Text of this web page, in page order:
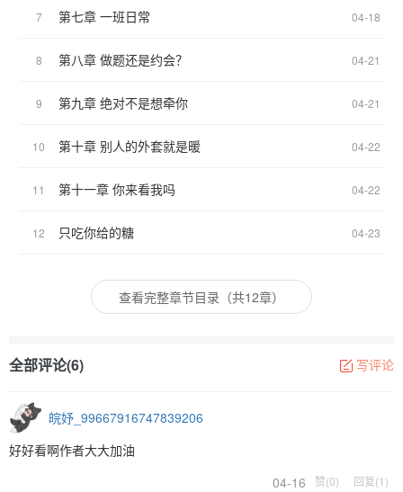
7 第七章 一班日常 04-18
8 第八章 做题还是约会？ 04-21
9 第九章 绝对不是想牵你 04-21
10 第十章 别人的外套就是暖 04-22
11 第十一章 你来看我吗 04-22
12 只吃你给的糖 04-23
查看完整章节目录（共12章）
全部评论(6) 写评论
皖妤_99667916747839206
好好看啊作者大大加油
04-16
赞(0) 回复(1)